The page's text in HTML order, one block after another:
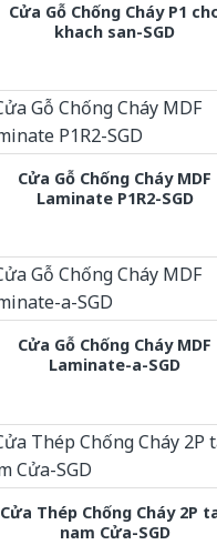
Cửa Gỗ Chống Cháy P1
khach san-SGD
Cửa Gỗ Chống Cháy MDF
Laminate P1R2-SGD
Cửa Gỗ Chống Cháy MDF
Laminate-a-SGD
Cửa Thép Chống Cháy 2P
nam Cửa-SGD